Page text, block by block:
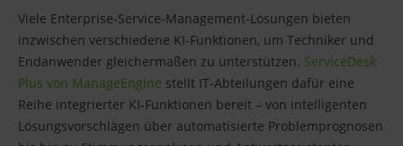
Viele Enterprise-Service-Management-Lösungen bieten
inzwischen verschiedene KI-Funktionen, um Techniker und
Endanwender gleichermaßen zu unterstützen. ServiceDesk
Plus von ManageEngine stellt IT-Abteilungen dafür eine
Reihe integrierter KI-Funktionen bereit – von intelligenten
Lösungsvorschlägen über automatisierte Problemprognosen